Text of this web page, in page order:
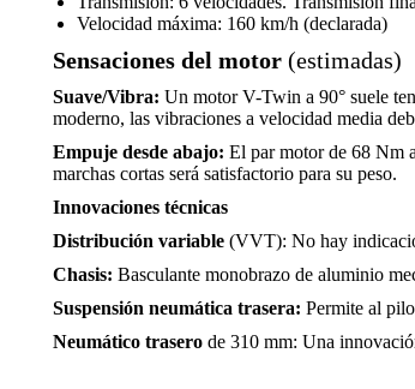
Velocidad máxima: 160 km/h (declarada)
Sensaciones del motor (estimadas)
Suave/Vibra: Un motor V-Twin a 90° suele
moderno, las vibraciones a velocidad media
Empuje desde abajo: El par motor de 68 Nm
marchas cortas será satisfactorio para su peso.
Innovaciones técnicas
Distribución variable (VVT): No hay
Chasis: Basculante monobrazo de aluminio
Suspensión neumática trasera: Permite al
Neumático trasero de 310 mm: Una